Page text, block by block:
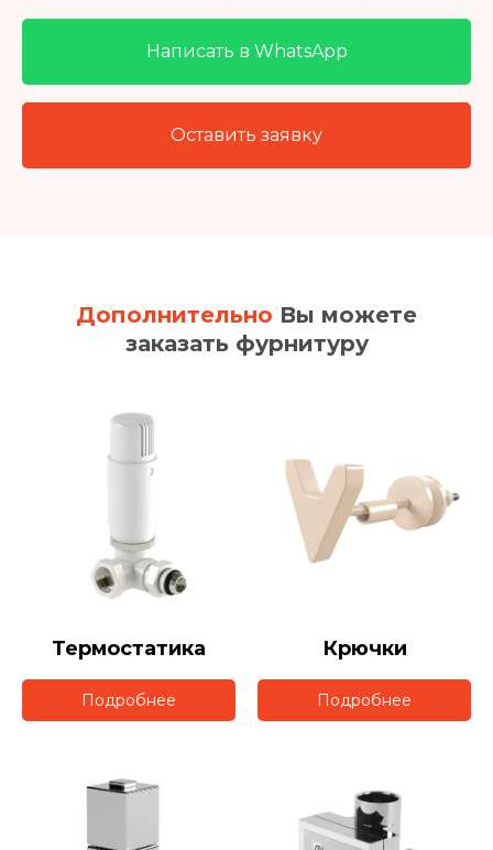
Написать в WhatsApp
Оставить заявку
Дополнительно Вы можете
заказать фурнитуру
Термостатика
Подробнее
Крючки
Подробнее